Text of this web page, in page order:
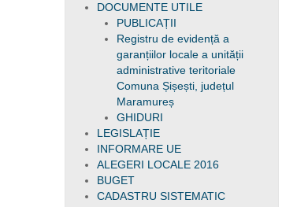
DOCUMENTE UTILE
PUBLICAȚII
Registru de evidență a
garanțiilor locale a unității
administrative teritoriale
Comuna Șișești, județul
Maramureș
GHIDURI
LEGISLAȚIE
INFORMARE UE
ALEGERI LOCALE 2016
BUGET
CADASTRU SISTEMATIC